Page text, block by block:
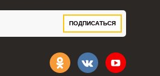
ПОДПИСАТЬСЯ